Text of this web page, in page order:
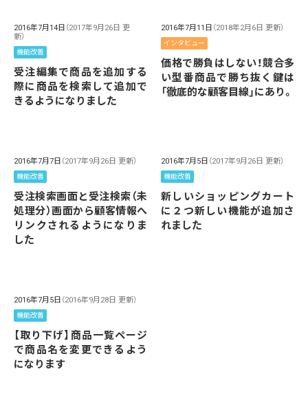
2016年7月14日 （2017年9月26日 更
新）
機能改善
受注編集で商品を追加する
際に商品を検索して追加で
きるようになりました
2016年7月11日 （2018年2月6日 更新）
インタビュー
価格で勝負はしない！競合多
い型番商品で勝ち抜く鍵は
「徹底的な顧客目線」にあり。
2016年7月7日 （2017年9月26日 更新）
機能改善
受注検索画面と受注検索（未
処理分）画面から顧客情報へ
リンクされるようになりま
した
2016年7月5日 （2017年9月26日 更新）
機能改善
新しいショッピングカート
に２つ新しい機能が追加さ
れました
2016年7月5日 （2016年9月28日 更新）
機能改善
【取り下げ】商品一覧ページ
で商品名を変更できるよう
になります